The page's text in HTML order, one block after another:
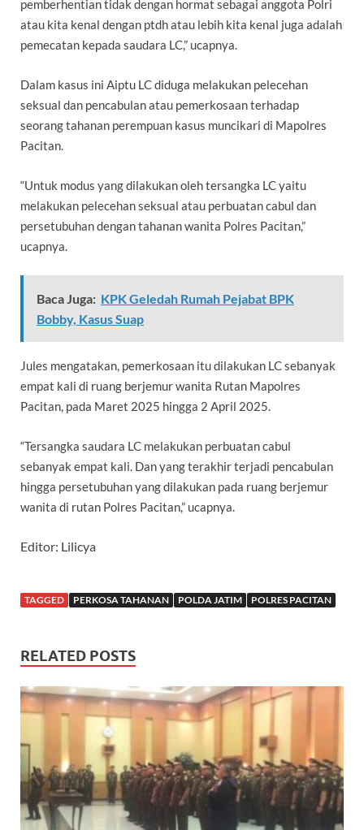
pemberhentian tidak dengan hormat sebagai anggota Polri
atau kita kenal dengan ptdh atau lebih kita kenal juga adalah
pemecatan kepada saudara LC,” ucapnya.
Dalam kasus ini Aiptu LC diduga melakukan pelecehan
seksual dan pencabulan atau pemerkosaan terhadap
seorang tahanan perempuan kasus muncikari di Mapolres
Pacitan.
“Untuk modus yang dilakukan oleh tersangka LC yaitu
melakukan pelecehan seksual atau perbuatan cabul dan
persetubuhan dengan tahanan wanita Polres Pacitan,”
ucapnya.
Baca Juga: KPK Geledah Rumah Pejabat BPK
Bobby, Kasus Suap
Jules mengatakan, pemerkosaan itu dilakukan LC sebanyak
empat kali di ruang berjemur wanita Rutan Mapolres
Pacitan, pada Maret 2025 hingga 2 April 2025.
“Tersangka saudara LC melakukan perbuatan cabul
sebanyak empat kali. Dan yang terakhir terjadi pencabulan
hingga persetubuhan yang dilakukan pada ruang berjemur
wanita di rutan Polres Pacitan,” ucapnya.
Editor: Lilicya
TAGGED PERKOSA TAHANAN POLDA JATIM POLRES PACITAN
RELATED POSTS